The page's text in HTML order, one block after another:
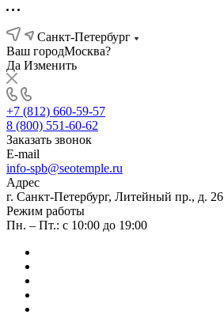
Санкт-Петербург
Ваш городМосква?
Да Изменить
+7 (812) 660-59-57
8 (800) 551-60-62
Заказать звонок
E-mail
info-spb@seotemple.ru
Адрес
г. Санкт-Петербург, Литейный пр., д. 26
Режим работы
Пн. – Пт.: с 10:00 до 19:00